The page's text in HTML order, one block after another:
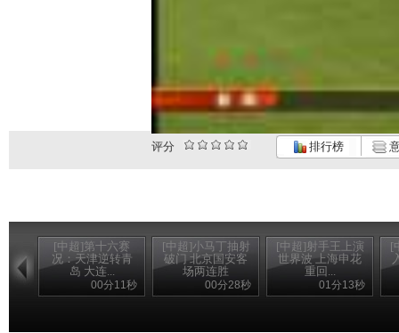
评分 排行榜
[中超]第十六赛
况：天津逆转青
岛 大连...
00分11秒
[中超]小马丁抽射
破门 北京国安客
场两连胜
00分28秒
[中超]射手王上演
世界波 上海申花
重回...
01分13秒
[